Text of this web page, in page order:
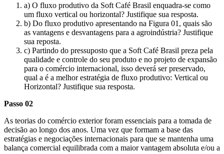
a) O fluxo produtivo da Soft Café Brasil enquadra-se como
um fluxo vertical ou horizontal? Justifique sua resposta.
b) Do fluxo produtivo apresentando na Figura 01, quais são
as vantagens e desvantagens para a agroindústria? Justifique
sua reposta.
c) Partindo do pressuposto que a Soft Café Brasil preza pela
qualidade e controle do seu produto e no projeto de expansão
para o comércio internacional, isso deverá ser preservado,
qual a é a melhor estratégia de fluxo produtivo: Vertical ou
Horizontal? Justifique sua resposta.
Passo 02
As teorias do comércio exterior foram essenciais para a tomada de
decisão ao longo dos anos. Uma vez que formam a base das
estratégias e negociações internacionais para que se mantenha uma
balança comercial equilibrada com a maior vantagem absoluta e/ou a